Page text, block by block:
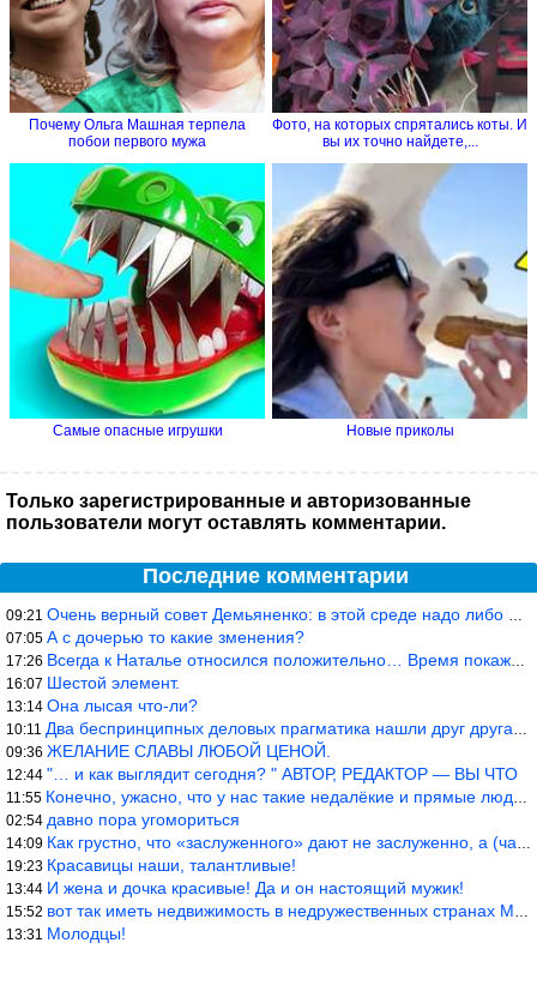
Почему Ольга Машная терпела
побои первого мужа
Фото, на которых спрятались коты. И
вы их точно найдете,...
Самые опасные игрушки Новые приколы
Только зарегистрированные и авторизованные
пользователи могут оставлять комментарии.
Последние комментарии
09:21 Очень верный совет Демьяненко: в этой среде надо либо иметь зубы
07:05 А с дочерью то какие зменения?
17:26 Всегда к Наталье относился положительно… Время покажет, что буде
16:07 Шестой элемент.
13:14 Она лысая что-ли?
10:11 Два беспринципных деловых прагматика нашли друг друга и «остепен
09:36 ЖЕЛАНИЕ СЛАВЫ ЛЮБОЙ ЦЕНОЙ.
12:44 "… и как выглядит сегодня? " АВТОР, РЕДАКТОР — ВЫ ЧТО
11:55 Конечно, ужасно, что у нас такие недалёкие и прямые люди… Как мо
02:54 давно пора угомориться
14:09 Как грустно, что «заслуженного» дают не заслуженно, а (чаще) по-
19:23 Красавицы наши, талантливые!
13:44 И жена и дочка красивые! Да и он настоящий мужик!
15:52 вот так иметь недвижимость в недружественных странах Могут забра
13:31 Молодцы!